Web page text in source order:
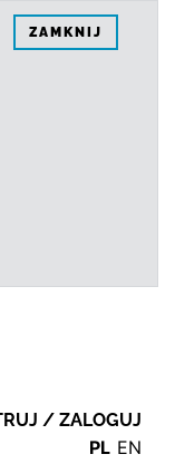
ZAMKNIJ
/ ZALOGUJ
PL EN